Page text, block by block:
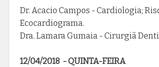
Dr. Acacio Campos - Cardiologia;
Ecocardiograma.
Dra. Lamara Gumaia - Cirurgiã
12/04/2018 - QUINTA-FEIRA